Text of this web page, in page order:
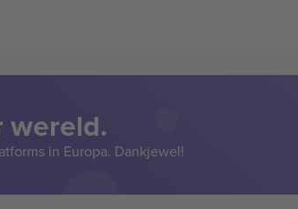
wereld.
in Europa. Dankjewel!